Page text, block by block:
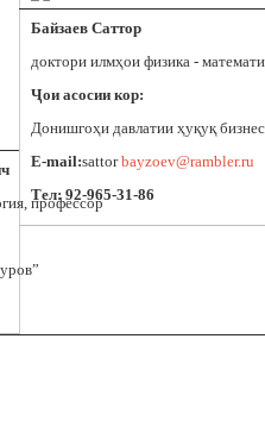
профессор
Байзаев Саттор
доктори илмҳои физика -
Ҷои асосии кор:
Донишгоҳи давлатии ҳуқуқ
E-mail:sattorbayzoev@rambler.ru
Тел: 92-965-31-86